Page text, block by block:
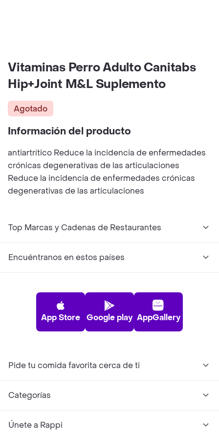
Vitaminas Perro Adulto Canitabs
Hip+Joint M&L Suplemento
Agotado
Información del producto
antiartrítico Reduce la incidencia de enfermedades
crónicas degenerativas de las articulaciones
Reduce la incidencia de enfermedades crónicas
degenerativas de las articulaciones
Top Marcas y Cadenas de Restaurantes
Encuéntranos en estos países
App Store Google play AppGallery
Pide tu comida favorita cerca de ti
Categorías
Únete a Rappi